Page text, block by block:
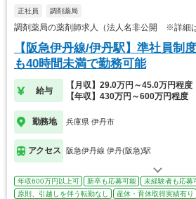
正社員 調剤薬局
調剤薬局の薬剤師求人（法人名非公開 ※詳細
【阪急伊丹線/伊丹駅】準社員制
も40時間未満で勤務可能
給与
【月収】29.0万円～45.0万円程
【年収】430万円～600万円程度
勤務地 兵庫県 伊丹市
アクセス 阪急伊丹線 伊丹(阪急)駅
年収600万円以上可 新卒も応募可能
未経験者も応募
原則、引越しを伴う転勤なし
産休・育休取得実績有り